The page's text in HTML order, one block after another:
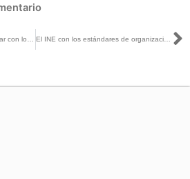
El INE con los estándares de organización y calidad que tiene garantiza la certeza, la secrecía y la libertad del voto: Claudia Zavala con Liliana Sosa y Rafael Gamboa